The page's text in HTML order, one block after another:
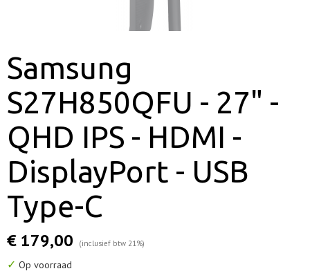
Samsung
S27H850QFU - 27" -
QHD IPS - HDMI -
DisplayPort - USB
Type-C
€ 179,00 (inclusief btw 21%)
✓ Op voorraad